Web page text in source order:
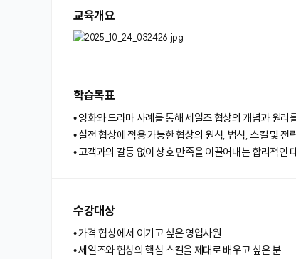
교육개요
학습목표
• 영화와 드라마 사례를 통해 세일즈 협상의 개념과 원리
• 실전 협상에 적용 가능한 협상의 원칙, 법칙, 스킬 및 전
• 고객과의 갈등 없이 상호 만족을 이끌어내는 합리적인
수강대상
• 가격 협상에서 이기고 싶은 영업사원
• 세일즈와 협상의 핵심 스킬을 제대로 배우고 싶은 분